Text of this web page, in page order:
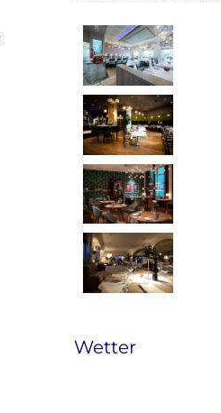
Wetter